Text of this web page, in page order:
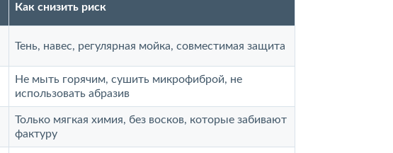
Как снизить риск
Тень, навес, регулярная мойка, совместимая защита
Не мыть горячим, сушить микрофиброй, не
использовать абразив
Только мягкая химия, без восков, которые забивают
фактуру